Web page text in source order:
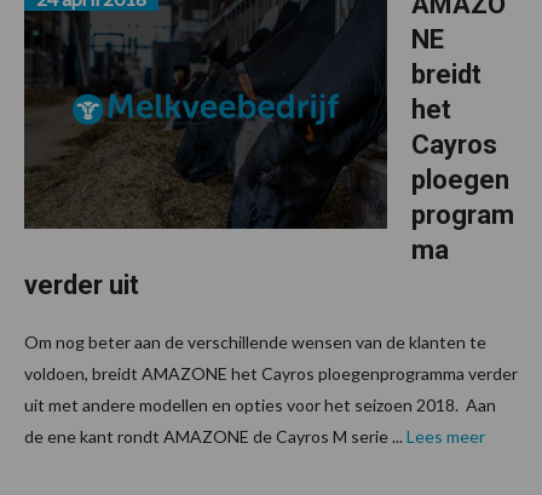
NE
breidt
het
Cayros
ploegen
program
ma
verder uit
Om nog beter aan de verschillende wensen van de klanten te
voldoen, breidt AMAZONE het Cayros ploegenprogramma verder
uit met andere modellen en opties voor het seizoen 2018. Aan
de ene kant rondt AMAZONE de Cayros M serie ... Lees meer